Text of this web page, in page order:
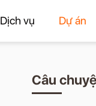
Dịch vụ Dự án
Câu